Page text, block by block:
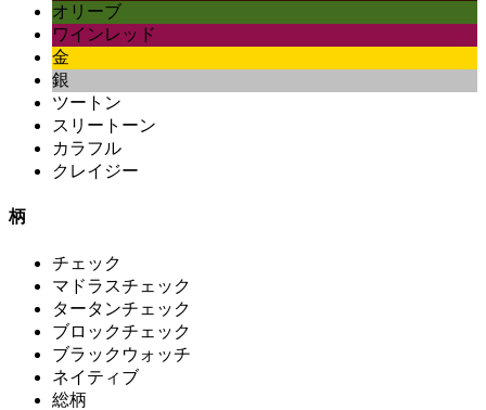
オリーブ
ワインレッド
金
銀
ツートン
スリートーン
カラフル
クレイジー
柄
チェック
マドラスチェック
タータンチェック
ブロックチェック
ブラックウォッチ
ネイティブ
総柄